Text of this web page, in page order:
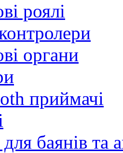
роялі
органи
приймачі
баянів та